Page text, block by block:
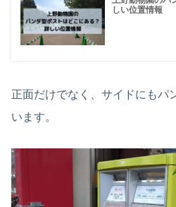
しい位置情報
正面だけでなく、サイドにもパ
います。